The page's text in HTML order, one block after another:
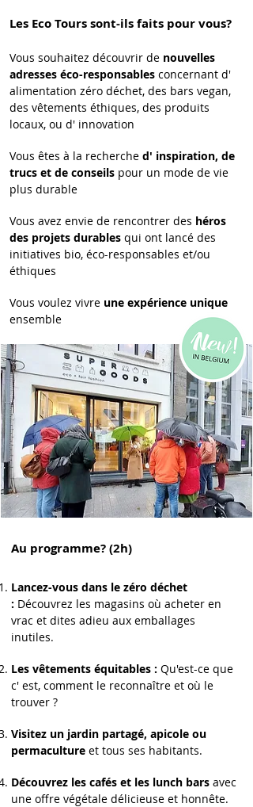
Les Eco Tours sont-ils faits pour vous?
Vous souhaitez découvrir de nouvelles
adresses éco-responsables concernant d'
alimentation zéro déchet, des bars vegan,
des vêtements éthiques, des produits
locaux, ou d' innovation
Vous êtes à la recherche d' inspiration, de
trucs et de conseils pour un mode de vie
plus durable
Vous avez envie de rencontrer des héros
des projets durables qui ont lancé des
initiatives bio, éco-responsables et/ou
éthiques
Vous voulez vivre une expérience unique
ensemble
Au programme? (2h)
Lancez-vous dans le zéro déchet
: Découvrez les magasins où acheter en
vrac et dites adieu aux emballages
inutiles.
Les vêtements équitables : Qu'est-ce que
c' est, comment le reconnaître et où le
trouver ?
Visitez un jardin partagé, apicole ou
permaculture et tous ses habitants.
Découvrez les cafés et les lunch bars avec
une offre végétale délicieuse et honnête.